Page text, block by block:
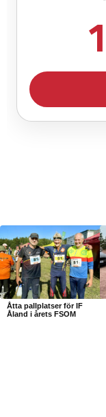
Åtta pallplatser för IF
Åland i årets FSOM